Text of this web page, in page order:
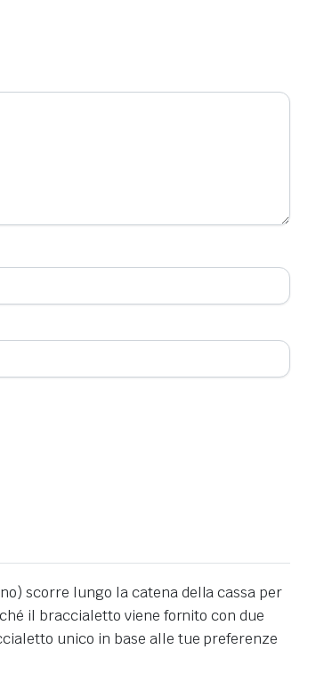
scorre lungo la catena della cassa per
il braccialetto viene fornito con due
unico in base alle tue preferenze